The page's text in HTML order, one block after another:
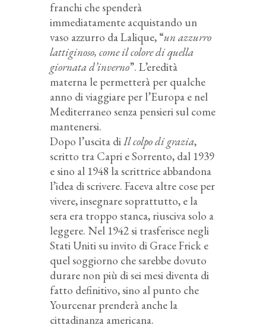
franchi che spenderà
immediatamente acquistando un
vaso azzurro da Lalique, “un azzurro
lattiginoso, come il colore di quella
giornata d’inverno”. L’eredità
materna le permetterà per qualche
anno di viaggiare per l’Europa e nel
Mediterraneo senza pensieri sul come
mantenersi.
Dopo l’uscita diIl colpo di grazia,
scritto tra Capri e Sorrento, dal 1939
e sino al 1948 la scrittrice abbandona
l’idea di scrivere. Faceva altre cose per
vivere, insegnare soprattutto, e la
sera era troppo stanca, riusciva solo a
leggere. Nel 1942 si trasferisce negli
Stati Uniti su invito di Grace Frick e
quel soggiorno che sarebbe dovuto
durare non più di sei mesi diventa di
fatto definitivo, sino al punto che
Yourcenar prenderà anche la
cittadinanza americana.